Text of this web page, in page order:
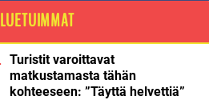
LUETUIMMAT
Turistit varoittavat
matkustamasta tähän
kohteeseen: ”Täyttä helvettiä”